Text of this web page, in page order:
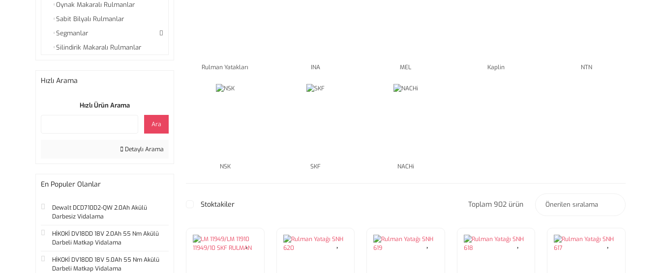
Oynak Makaralı Rulmanlar
Sabit Bilyalı Rulmanlar
Segmanlar
Silindirik Makaralı Rulmanlar
Hızlı Arama
Hızlı Ürün Arama
Ara
Detaylı Arama
En Populer Olanlar
Dewalt DCD710D2-QW 2.0Ah Akülü
Darbesiz Vidalama
HİKOKİ DV18DD 18V 2.0Ah 55 Nm Akülü
Darbeli Matkap Vidalama
HİKOKİ DV18DD 18V 5.0Ah 55 Nm Akülü
Darbeli Matkap Vidalama
Rulman Yatakları INA MEL Kaplin NTN
NSK SKF NACHi
Stoktakiler Toplam 902 ürün